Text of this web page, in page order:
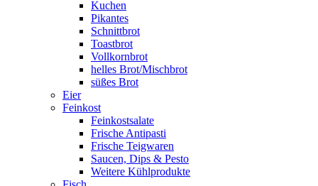
Kuchen
Pikantes
Schnittbrot
Toastbrot
Vollkornbrot
helles Brot/Mischbrot
süßes Brot
Eier
Feinkost
Feinkostsalate
Frische Antipasti
Frische Teigwaren
Saucen, Dips & Pesto
Weitere Kühlprodukte